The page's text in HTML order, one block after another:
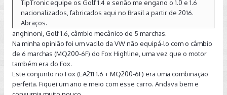
TipTronic equipe os Golf 1.4 e senão me engano o 1.0 e 1.6
nacionalizados, fabricados aqui no Brasil a partir de 2016.
Abraços.
anghinoni, Golf 1.6, câmbio mecânico de 5 marchas.
Na minha opinião foi um vacilo da VW não equipá-lo com o câmbio
de 6 marchas (MQ200-6F) do Fox Highline, uma vez que o motor
também era do Fox.
Este conjunto no Fox (EA211 1.6 + MQ200-6F) era uma combinação
perfeita. Fiquei um ano e meio com esse carro. Andava bem e